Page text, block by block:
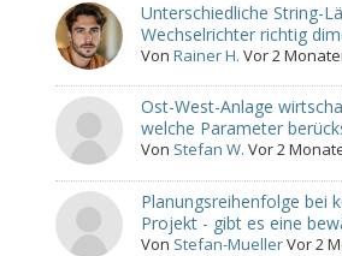
Unterschiedliche String-
Wechselrichter richtig
VonRainer H. Vor 2
Ost-West-Anlage
welche Parameter
Von Stefan W. Vor 2
Planungsreihenfolge bei
Projekt - gibt es eine
Von Stefan-MuellerVor 2